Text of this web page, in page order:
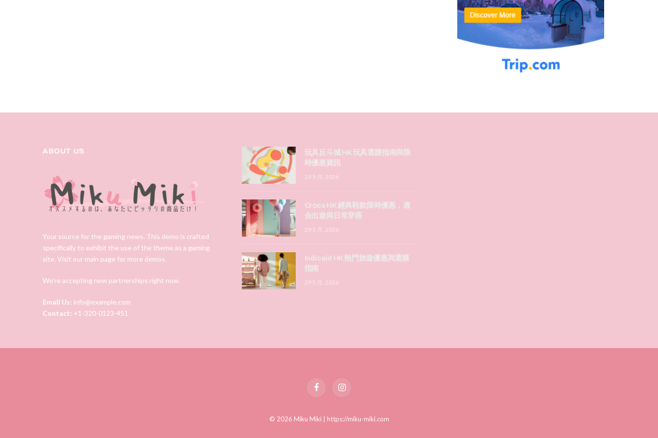
ABOUT US
Your source for the gaming news. This demo is crafted
specifically to exhibit the use of the theme as a gaming
site. Visit our main page for more demos.
We're accepting new partnerships right now.
Email Us: info@example.com
Contact: +1-320-0123-451
玩具反斗城 HK 玩具選購指南與限
時優惠資訊
29 5 月, 2026
Crocs HK 經典鞋款限時優惠，適
合出遊與日常穿搭
29 5 月, 2026
Indicaid HK 熱門旅遊優惠與選購
指南
29 5 月, 2026
FacebookInstagram
© 2026 Miku Miki | https://miku-miki.com